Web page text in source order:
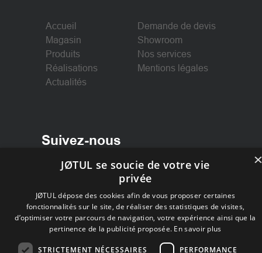
Accueil
Magasin
Produits
Réalisations
Actualités
Demande de devis
Showroom
Nos services
Mentions légales
Suivez-nous
Instagram
JØTUL se soucie de votre vie
privée
JØTUL dépose des cookies afin de vous proposer certaines
fonctionnalités sur le site, de réaliser des statistiques de visites,
d’optimiser votre parcours de navigation, votre expérience ainsi que la
pertinence de la publicité proposée. En savoir plus
STRICTEMENT NÉCESSAIRES PERFORMANCE